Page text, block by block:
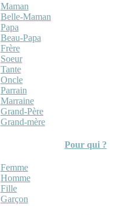
Maman
Belle-Maman
Papa
Beau-Papa
Frère
Soeur
Tante
Oncle
Parrain
Marraine
Grand-Père
Grand-mère
Pour qui ?
Femme
Homme
Fille
Garçon